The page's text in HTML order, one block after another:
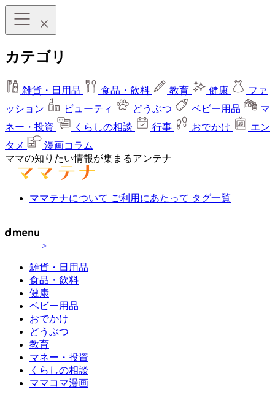
カテゴリ
雑貨・日用品 食品・飲料 教育 健康
ファ
ッション
ビューティ どうぶつ ベビー用品
マ
ネー・投資
くらしの相談 行事 おでかけ
エン
タメ
漫画コラム
ママの知りたい情報が集まるアンテナ
ママテナについて ご利用にあたって タグ一覧
>
雑貨・日用品
食品・飲料
健康
ベビー用品
おでかけ
どうぶつ
教育
マネー・投資
くらしの相談
ママコマ漫画